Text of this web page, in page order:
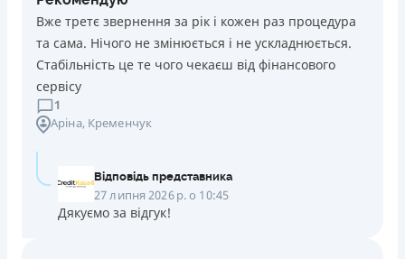
переоформлена НБУ 14.03.2024
Вся інформація про кредит
ОТРИМАТИ ПОЗИКУ
Вже третє звернення за рік і кожен раз процедура
та сама. Нічого не змінюється і не ускладнюється.
Стабільність це те чого чекаєш від фінансового
сервісу
1
Аріна, Кременчук
Відповідь представника
27 липня 2026 р. о 10:45
Дякуємо за відгук!